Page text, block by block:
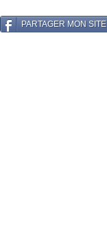
PARTAGER MON SITE